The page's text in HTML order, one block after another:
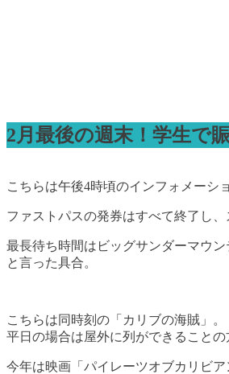
2月最後の週末！学生で
こちらは午後4時頃のインフォメーシ
ファストパスの発券はすべて終了し
最長待ち時間はビッグサンダーマウ
と言った具合。
こちらは同時刻の「カリブの海賊」。
平日の場合は屋外に列ができることの
今年は映画「パイレーツオブカリビ